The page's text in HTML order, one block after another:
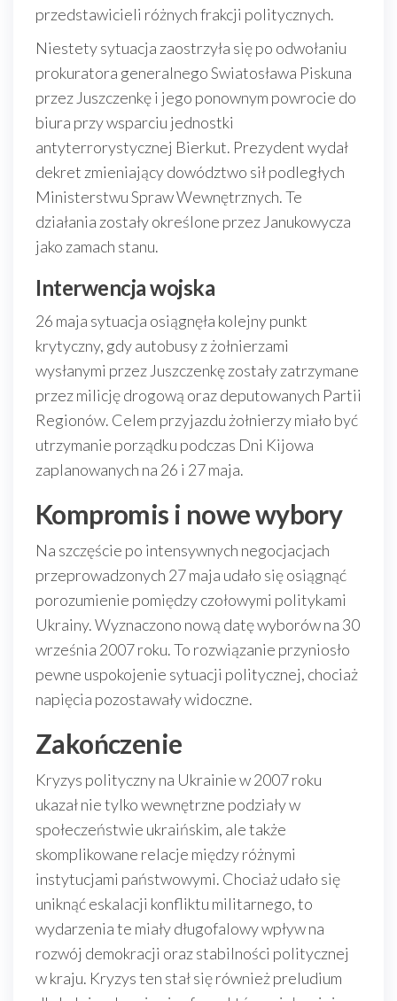
przedstawicieli różnych frakcji politycznych.
Niestety sytuacja zaostrzyła się po odwołaniu
prokuratora generalnego Swiatosława Piskuna
przez Juszczenkę i jego ponownym powrocie do
biura przy wsparciu jednostki
antyterrorystycznej Bierkut. Prezydent wydał
dekret zmieniający dowództwo sił podległych
Ministerstwu Spraw Wewnętrznych. Te
działania zostały określone przez Janukowycza
jako zamach stanu.
Interwencja wojska
26 maja sytuacja osiągnęła kolejny punkt
krytyczny, gdy autobusy z żołnierzami
wysłanymi przez Juszczenkę zostały zatrzymane
przez milicję drogową oraz deputowanych Partii
Regionów. Celem przyjazdu żołnierzy miało być
utrzymanie porządku podczas Dni Kijowa
zaplanowanych na 26 i 27 maja.
Kompromis i nowe wybory
Na szczęście po intensywnych negocjacjach
przeprowadzonych 27 maja udało się osiągnąć
porozumienie pomiędzy czołowymi politykami
Ukrainy. Wyznaczono nową datę wyborów na 30
września 2007 roku. To rozwiązanie przyniosło
pewne uspokojenie sytuacji politycznej, chociaż
napięcia pozostawały widoczne.
Zakończenie
Kryzys polityczny na Ukrainie w 2007 roku
ukazał nie tylko wewnętrzne podziały w
społeczeństwie ukraińskim, ale także
skomplikowane relacje między różnymi
instytucjami państwowymi. Chociaż udało się
uniknąć eskalacji konfliktu militarnego, to
wydarzenia te miały długofalowy wpływ na
rozwój demokracji oraz stabilności politycznej
w kraju. Kryzys ten stał się również preludium